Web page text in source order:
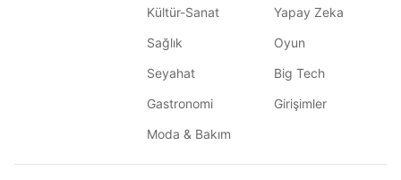
Kültür-Sanat
Sağlık
Seyahat
Gastronomi
Moda & Bakım
Yapay Zeka
Oyun
Big Tech
Girişimler